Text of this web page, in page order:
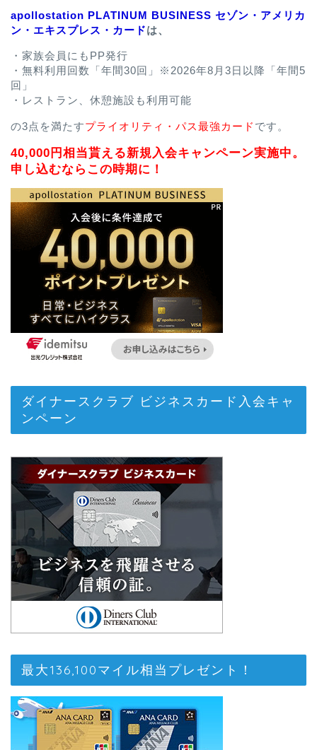
apollostation PLATINUM BUSINESS セゾン・アメリカ
ン・エキスプレス・カードは、
・家族会員にもPP発行
・無料利用回数「年間30回」※2026年8月3日以降「年間5
回」
・レストラン、休憩施設も利用可能
の3点を満たすプライオリティ・パス最強カード です。
40,000円相当貰える新規入会キャンペーン実施中。
申し込むならこの時期に！
ダイナースクラブ ビジネスカード入会キャ
ンペーン
最大136,100マイル相当プレゼント！